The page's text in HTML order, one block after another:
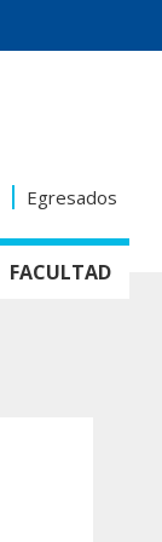
Egresados
FACULTAD